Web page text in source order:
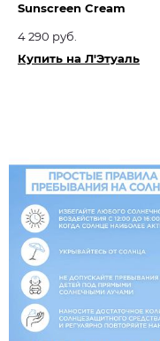
Sunscreen Cream
4 290 руб.
Купить на Л'Этуаль